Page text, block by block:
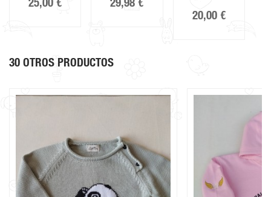
25,00 €
29,98 €
20,00 €
30 OTROS PRODUCTOS